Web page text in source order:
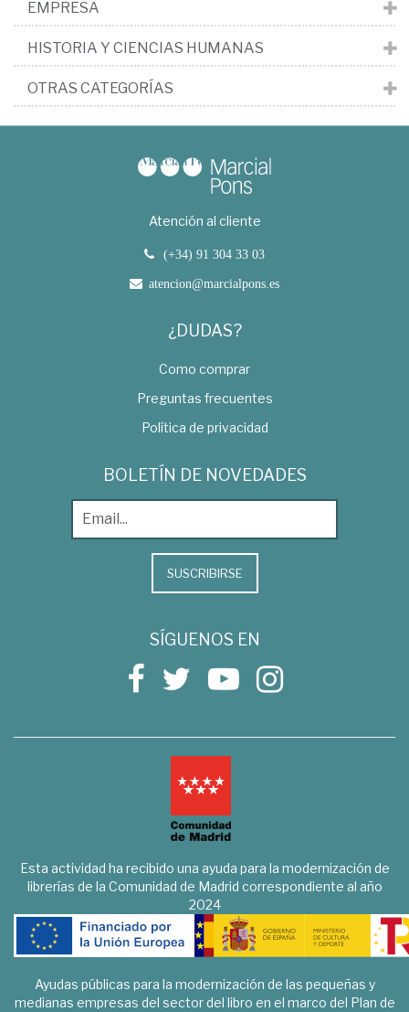
EMPRESA
HISTORIA Y CIENCIAS HUMANAS
OTRAS CATEGORÍAS
Atención al cliente
(+34) 91 304 33 03
atencion@marcialpons.es
¿DUDAS?
Como comprar
Preguntas frecuentes
Política de privacidad
BOLETÍN DE NOVEDADES
SUSCRIBIRSE
SÍGUENOS EN
Esta actividad ha recibido una ayuda para la modernización de
librerías de la Comunidad de Madrid correspondiente al año
2024
Ayudas públicas para la modernización de las pequeñas y
medianas empresas del sector del libro en el marco del Plan de